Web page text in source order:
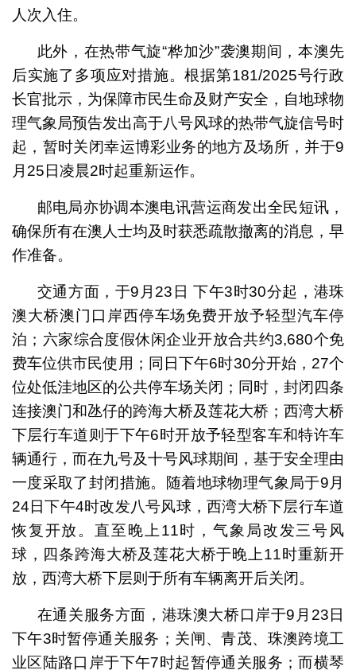
人次入住。
此外，在热带气旋“桦加沙”袭澳期间，本澳先
后实施了多项应对措施。根据第181/2025号行政
长官批示，为保障市民生命及财产安全，自地球物
理气象局预告发出高于八号风球的热带气旋信号时
起，暂时关闭幸运博彩业务的地方及场所，并于9
月25日凌晨2时起重新运作。
邮电局亦协调本澳电讯营运商发出全民短讯，
确保所有在澳人士均及时获悉疏散撤离的消息，早
作准备。
交通方面，于9月23日 下午3时30分起，港珠
澳大桥澳门口岸西停车场免费开放予轻型汽车停
泊；六家综合度假休闲企业开放合共约3,680个免
费车位供市民使用；同日下午6时30分开始，27个
位处低洼地区的公共停车场关闭；同时，封闭四条
连接澳门和氹仔的跨海大桥及莲花大桥；西湾大桥
下层行车道则于下午6时开放予轻型客车和特许车
辆通行，而在九号及十号风球期间，基于安全理由
一度采取了封闭措施。随着地球物理气象局于9月
24日下午4时改发八号风球，西湾大桥下层行车道
恢复开放。直至晚上11时，气象局改发三号风
球，四条跨海大桥及莲花大桥于晚上11时重新开
放，西湾大桥下层则于所有车辆离开后关闭。
在通关服务方面，港珠澳大桥口岸于9月23日
下午3时暂停通关服务；关闸、青茂、珠澳跨境工
业区陆路口岸于下午7时起暂停通关服务；而横琴